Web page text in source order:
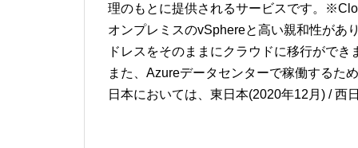
理のもとに提供されるサービスです。
オンプレミスのvSphereと高い親和性があ
ドレスをそのままにクラウドに移行がで
また、Azureデータセンターで稼働するた
日本においては、東日本(2020年12月) / 西